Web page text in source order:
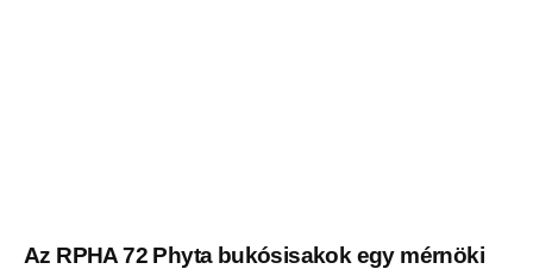
Az RPHA 72 Phyta bukósisakok egy mérnöki